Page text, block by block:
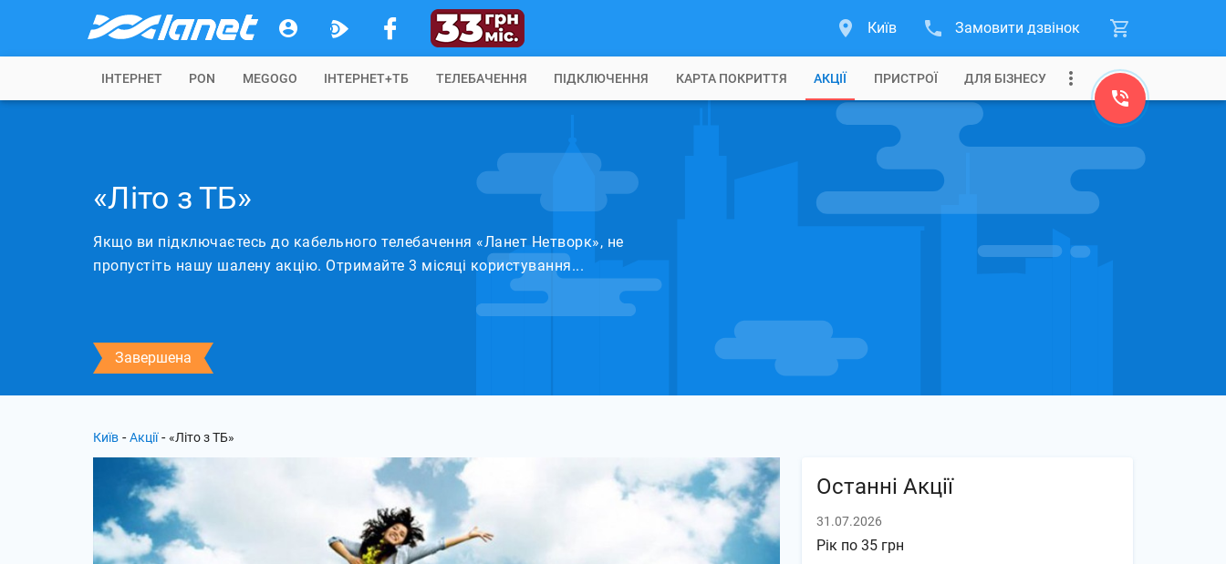
Київ Замовити дзвінок
IНТЕРНЕТ PON MEGOGO ІНТЕРНЕТ+ТБ ТЕЛЕБАЧЕННЯ ПІДКЛЮЧЕННЯ КАРТА ПОКРИТТЯ АКЦІЇ ПРИСТРОЇ ДЛЯ БІЗНЕСУ
«Літо з ТБ»
Якщо ви підключаєтесь до кабельного телебачення «Ланет Нетворк», не
пропустіть нашу шалену акцію. Отримайте 3 місяці користування...
Завершена
Київ - Акції - «Літо з ТБ»
Останні Акції
31.07.2026
Рік по 35 грн